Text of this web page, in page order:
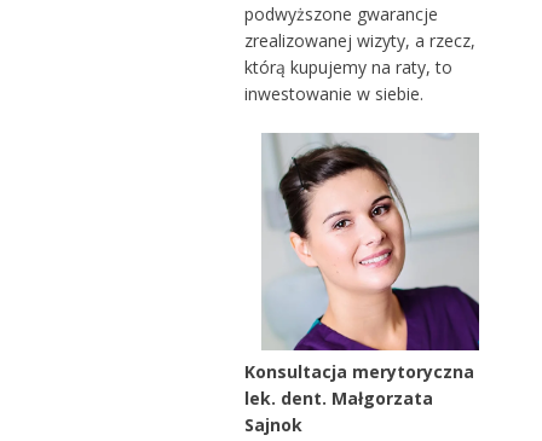
podwyższone gwarancje
zrealizowanej wizyty, a rzecz,
którą kupujemy na raty, to
inwestowanie w siebie.
Konsultacja merytoryczna
lek. dent. Małgorzata
Sajnok